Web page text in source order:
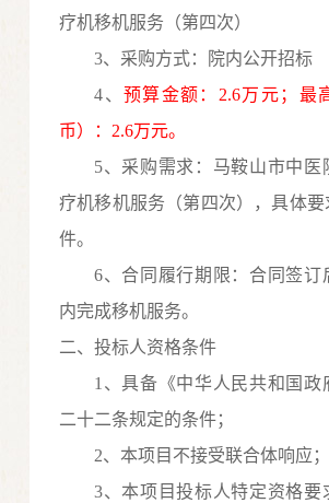
疗机移机服务（第四次）
3、采购方式：
院内公开招标
4、 预算金额： 2.6万 元 ；最
币）：2.6万元。
5、采购需求： 马鞍山市中医
疗机移机服务（第四次）
，具体
件。
6、合同履行期限： 合同签订
内完成移机服务。
二、投标人资格条件
1、具备《中华人民共和国政
二十二条规定的条件；
2、本项目不接受联合体响应 ；
3、本项目投标人特定资格要